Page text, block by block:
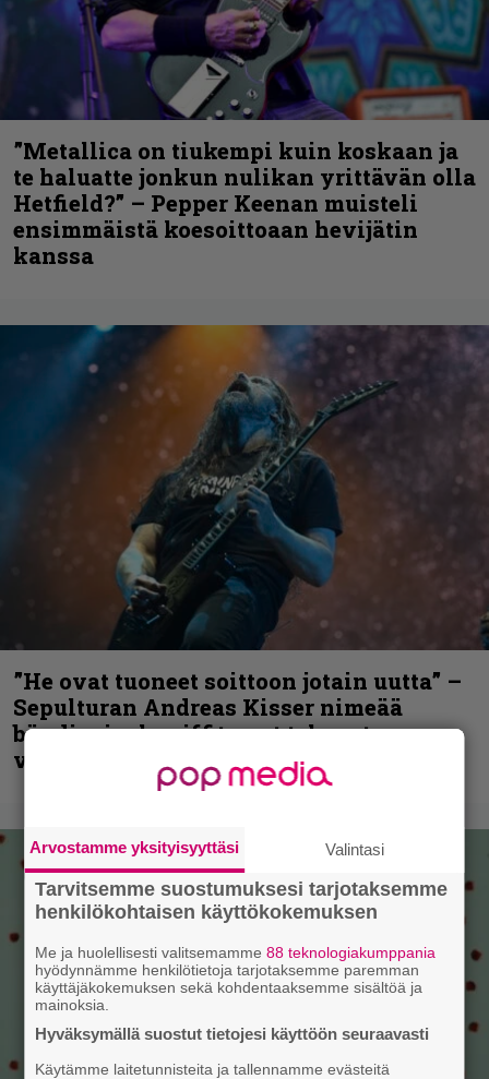
”Metallica on tiukempi kuin koskaan ja
te haluatte jonkun nulikan yrittävän olla
Hetfield?” – Pepper Keenan muisteli
ensimmäistä koesoittoaan hevijätin
kanssa
”He ovat tuoneet soittoon jotain uutta” –
Sepulturan Andreas Kisser nimeää
bändin, jonka riffit ovat tehneet
vaikutuksen
Arvostamme yksityisyyttäsi Valintasi
Tarvitsemme suostumuksesi tarjotaksemme
henkilökohtaisen käyttökokemuksen
Me ja huolellisesti valitsemamme88 teknologiakumppania
hyödynnämme henkilötietoja tarjotaksemme paremman
käyttäjäkokemuksen sekä kohdentaaksemme sisältöä ja
mainoksia.
Hyväksymällä suostut tietojesi käyttöön seuraavasti
Käytämme laitetunnisteita ja tallennamme evästeitä